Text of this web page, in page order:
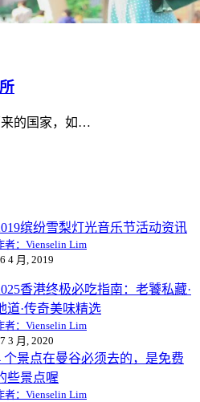
的国家，如…
缤纷雪梨灯光音乐节活动资讯
者：Vienselin Lim
4 月, 2019
香港终极必吃指南：老饕私藏·
道·传奇美味精选
者：Vienselin Lim
3 月, 2020
个景点在曼谷必须去的，是免费
些景点喔
者：Vienselin Lim